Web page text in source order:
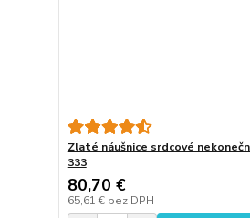
Zlaté náušnice srdcové
333
80,70 €
65,61 € bez DPH